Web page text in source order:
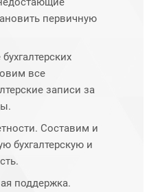
первичную
все
записи за
Составим и
бухгалтерскую и
поддержка.